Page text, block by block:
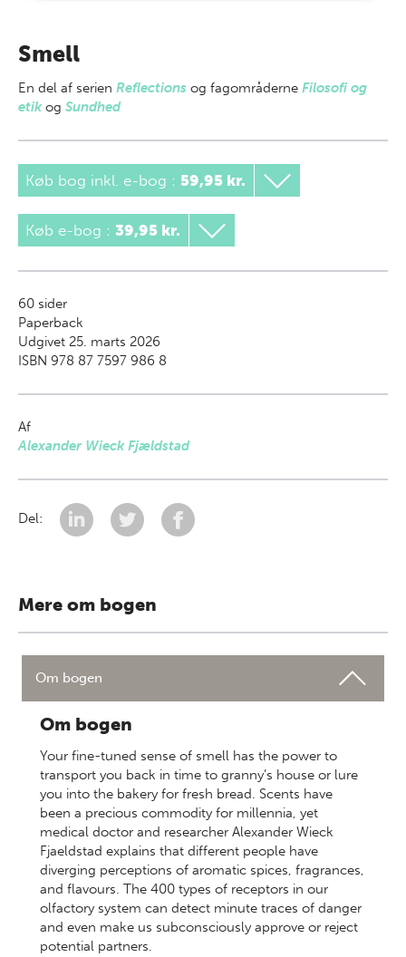
Smell
En del af serien Reflections og fagområderne Filosofi og
etikog Sundhed
Køb bog inkl. e-bog : 59,95 kr.
Køb e-bog : 39,95 kr.
60 sider
Paperback
Udgivet 25. marts 2026
ISBN 978 87 7597 986 8
Af
Alexander Wieck Fjældstad
Del:
Mere om bogen
Om bogen
Om bogen
Your fine-tuned sense of smell has the power to
transport you back in time to granny’s house or lure
you into the bakery for fresh bread. Scents have
been a precious commodity for millennia, yet
medical doctor and researcher Alexander Wieck
Fjaeldstad explains that different people have
diverging perceptions of aromatic spices, fragrances,
and flavours. The 400 types of receptors in our
olfactory system can detect minute traces of danger
and even make us subconsciously approve or reject
potential partners.